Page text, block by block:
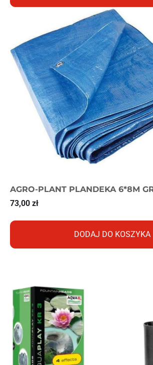
AGRO-PLANT PLANDEKA 6*8M
73,00 zł
DODAJ DO KOSZYKA